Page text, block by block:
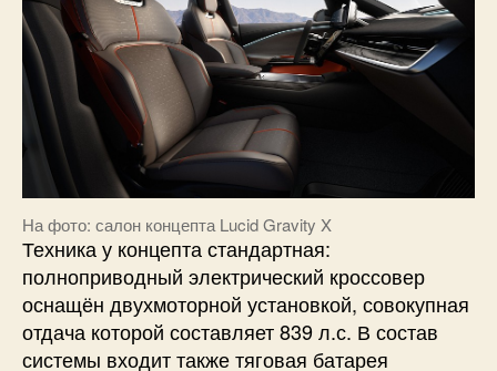
На фото: салон концепта Lucid Gravity X
Техника у концепта стандартная:
полноприводный электрический кроссовер
оснащён двухмоторной установкой, совокупная
отдача которой составляет 839 л.с. В состав
системы входит также тяговая батарея